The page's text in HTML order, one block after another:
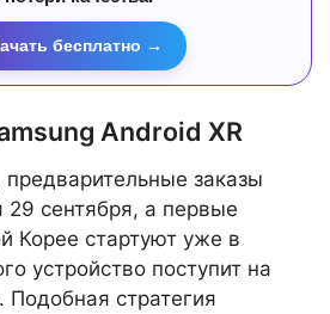
бесплатно →
Android XR
заказы
сентября, а первые
Корее стартуют уже в
устройство поступит на
стратегия